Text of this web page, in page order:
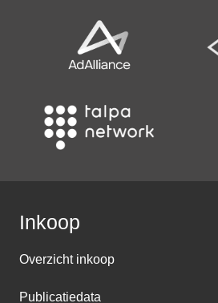
Inkoop
Overzicht inkoop
Publicatiedata